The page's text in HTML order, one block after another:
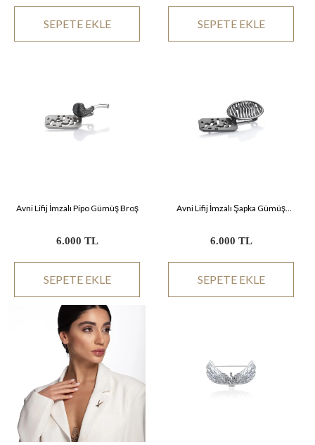
SEPETE EKLE SEPETE EKLE
Avni Lifij İmzalı Pipo Gümüş Broş
6.000 TL
SEPETE EKLE
Avni Lifij İmzalı Şapka Gümüş
6.000 TL
SEPETE EKLE